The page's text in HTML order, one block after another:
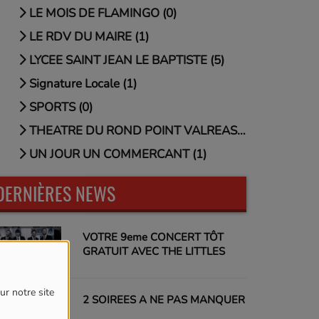
notre site
LE MOIS DE FLAMINGO (0)
LE RDV DU MAIRE (1)
LYCEE SAINT JEAN LE BAPTISTE (5)
Signature Locale (1)
SPORTS (0)
THEATRE DU ROND POINT VALREAS (0)
UN JOUR UN COMMERCANT (1)
NEWS
VOTRE 9eme CONCERT TÔT
GRATUIT AVEC THE LITTLES
2 SOIREES A NE PAS MANQUER